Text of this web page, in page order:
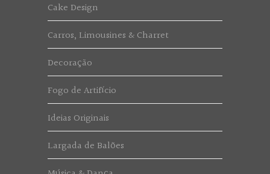
Cake Design
Carros, Limousines & Charret
Decoração
Fogo de Artifício
Ideias Originais
Largada de Balões